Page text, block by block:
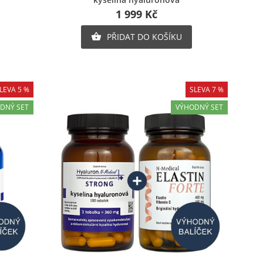
1 999 Kč
 PŘIDAT DO KOŠÍKU
5 %
SET
SLEVA 7 %
VÝHODNÝ SET